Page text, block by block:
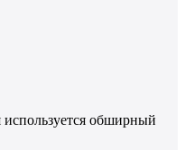
используется обширный